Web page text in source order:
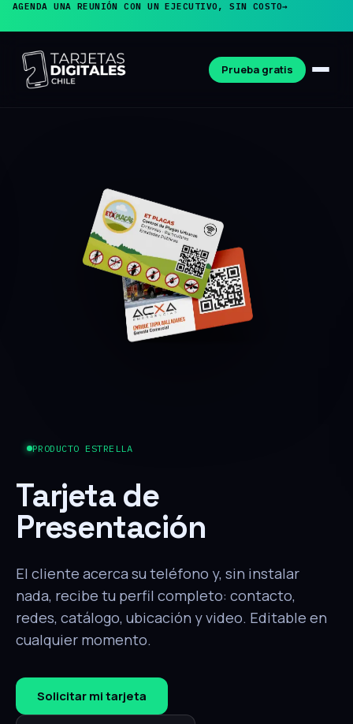
AGENDA UNA REUNIÓN CON UN EJECUTIVO, SIN COSTO→
Prueba gratis
PRODUCTO ESTRELLA
Tarjeta de
Presentación
El cliente acerca su teléfono y, sin instalar
nada, recibe tu perfil completo: contacto,
redes, catálogo, ubicación y video. Editable en
cualquier momento.
Solicitar mi tarjeta